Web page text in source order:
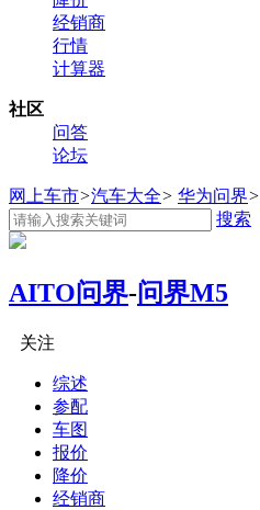
经销商
行情
计算器
社区
问答
论坛
网上车市>汽车大全> 华为问界>
搜索
AITO问界-问界M5
关注
综述
参配
车图
报价
降价
经销商